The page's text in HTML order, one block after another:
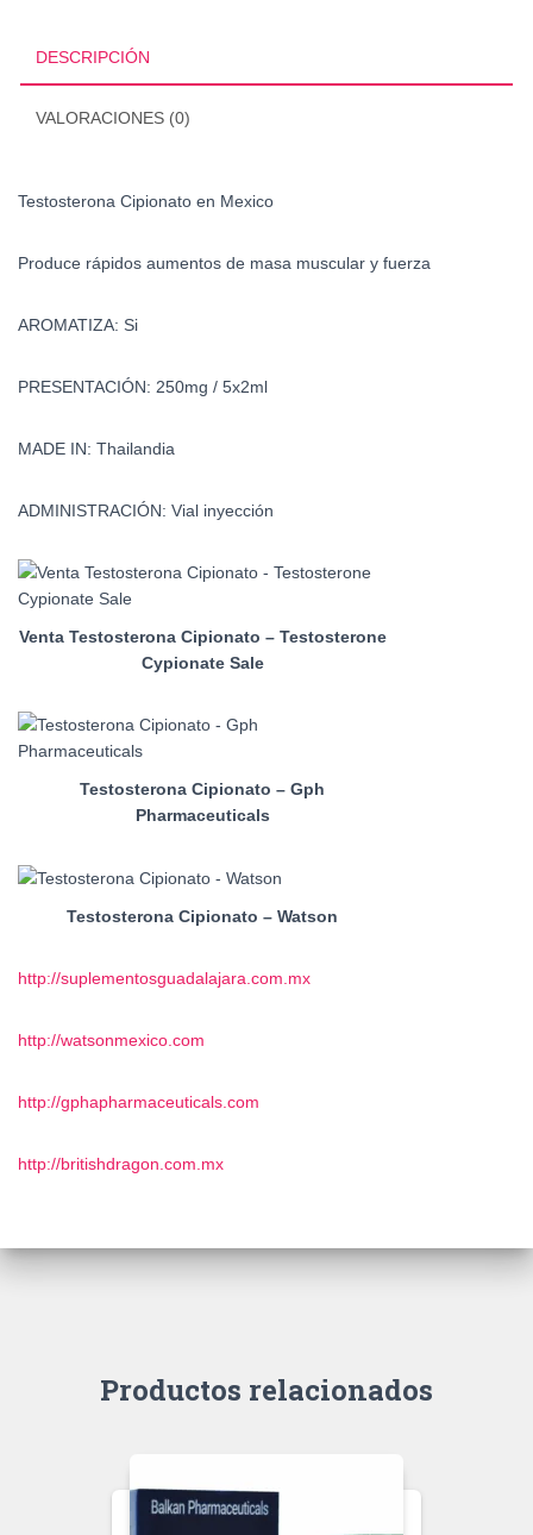
DESCRIPCIÓN
VALORACIONES (0)
Testosterona Cipionato en Mexico
Produce rápidos aumentos de masa muscular y fuerza
AROMATIZA: Si
PRESENTACIÓN: 250mg / 5x2ml
MADE IN: Thailandia
ADMINISTRACIÓN: Vial inyección
Venta Testosterona Cipionato – Testosterone
Cypionate Sale
Testosterona Cipionato – Gph
Pharmaceuticals
Testosterona Cipionato – Watson
http://suplementosguadalajara.com.mx
http://watsonmexico.com
http://gphapharmaceuticals.com
http://britishdragon.com.mx
Productos relacionados